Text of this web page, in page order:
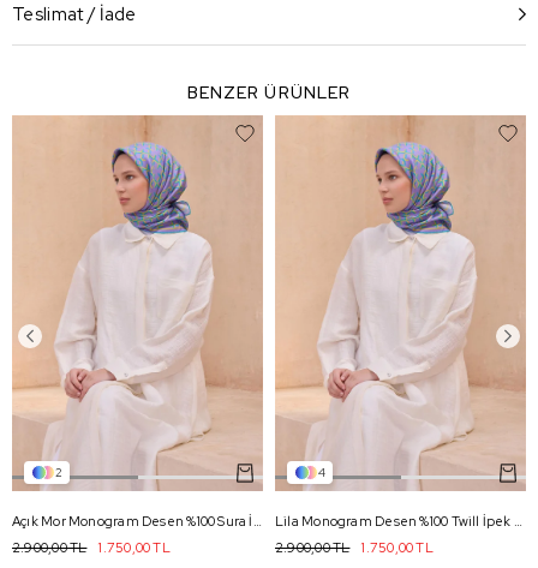
Teslimat / İade
BENZER ÜRÜNLER
2
Açık Mor Monogram Desen %100 Sura İpek Eşarp 4102 - 80
1.750,00 TL
2.900,00 TL
4
Lila Monogram Desen %100 Twill İpek Eşarp 4102 - 80
1.750,00 TL
2.900,00 TL